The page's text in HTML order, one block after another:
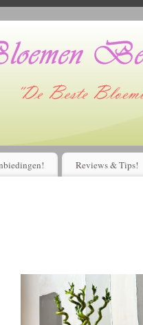
Reviews & Tips!